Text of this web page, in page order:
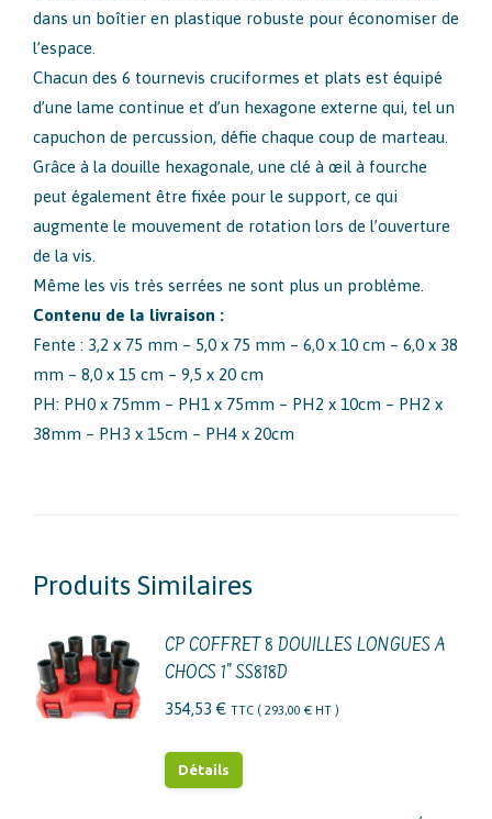
dans un boîtier en plastique robuste pour économiser de
l’espace.
Chacun des 6 tournevis cruciformes et plats est équipé
d’une lame continue et d’un hexagone externe qui, tel un
capuchon de percussion, défie chaque coup de marteau.
Grâce à la douille hexagonale, une clé à œil à fourche
peut également être fixée pour le support, ce qui
augmente le mouvement de rotation lors de l’ouverture
de la vis.
Même les vis très serrées ne sont plus un problème.
Contenu de la livraison :
Fente : 3,2 x 75 mm – 5,0 x 75 mm – 6,0 x 10 cm – 6,0 x 38
mm – 8,0 x 15 cm – 9,5 x 20 cm
PH: PH0 x 75mm – PH1 x 75mm – PH2 x 10cm – PH2 x
38mm – PH3 x 15cm – PH4 x 20cm
Produits Similaires
CP COFFRET 8 DOUILLES LONGUES A
CHOCS 1" SS818D
354,53 € TTC ( 293,00 € HT )
Détails